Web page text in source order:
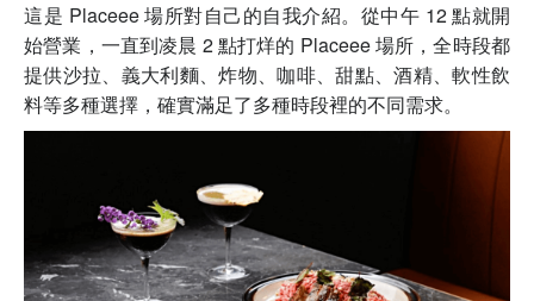
這是 Placeee 場所對自己的自我介紹。從中午 12 點就開
始營業，一直到凌晨 2 點打烊的 Placeee 場所，全時段都
提供沙拉、義大利麵、炸物、咖啡、甜點、酒精、軟性飲
料等多種選擇，確實滿足了多種時段裡的不同需求。